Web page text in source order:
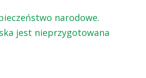
narodowe.
jest nieprzygotowana